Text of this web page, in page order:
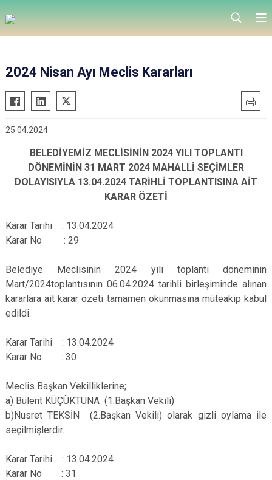
2024 Nisan Ayı Meclis Kararları
25.04.2024
BELEDİYEMİZ MECLİSİNİN 2024 YILI TOPLANTI
DÖNEMİNİN 31 MART 2024 MAHALLİ SEÇİMLER
DOLAYISIYLA 13.04.2024 TARİHLİ TOPLANTISINA AİT
KARAR ÖZETİ
Karar Tarihi : 13.04.2024
Karar No : 29
Belediye Meclisinin 2024 yılı toplantı döneminin
Mart/2024toplantısının 06.04.2024 tarihli birleşiminde alınan
kararlara ait karar özeti tamamen okunmasına müteakip kabul
edildi.
Karar Tarihi : 13.04.2024
Karar No : 30
Meclis Başkan Vekilliklerine;
a) Bülent KÜÇÜKTUNA (1.Başkan Vekili)
b)Nusret TEKSİN (2.Başkan Vekili) olarak gizli oylama ile
seçilmişlerdir.
Karar Tarihi : 13.04.2024
Karar No : 31